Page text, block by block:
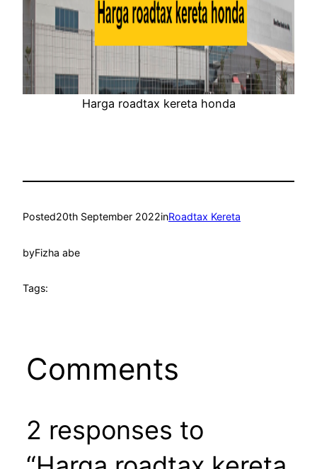
Harga roadtax kereta honda
Posted20th September 2022inRoadtax Kereta
byFizha abe
Tags:
Comments
2 responses to